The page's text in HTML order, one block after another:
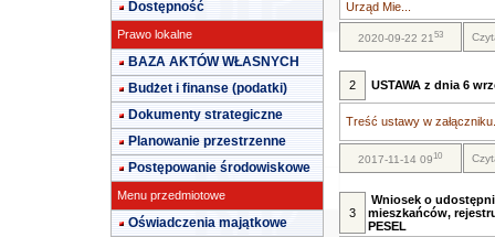
Dostępność
Prawo lokalne
BAZA AKTÓW WŁASNYCH
Budżet i finanse (podatki)
Dokumenty strategiczne
Planowanie przestrzenne
Postępowanie środowiskowe
Menu przedmiotowe
Oświadczenia majątkowe
Urząd Mie...
2020-09-22 2153
2 USTAWA z dnia 6
Treść ustawy w
2017-11-14 0910
3
Wniosek o
mieszkańców,
PESEL